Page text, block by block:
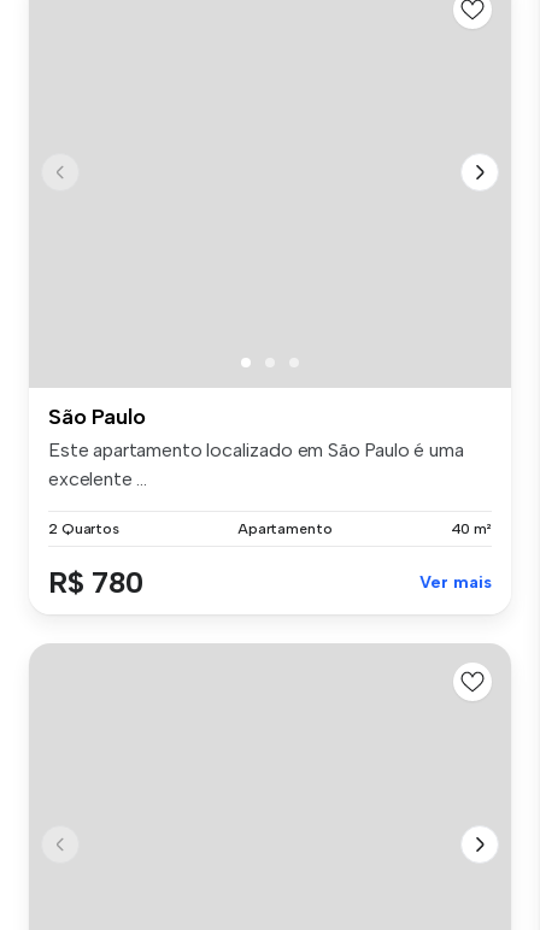
São Paulo
Este apartamento localizado em São Paulo é uma
excelente ...
2 Quartos Apartamento 40 m²
R$ 780 Ver mais